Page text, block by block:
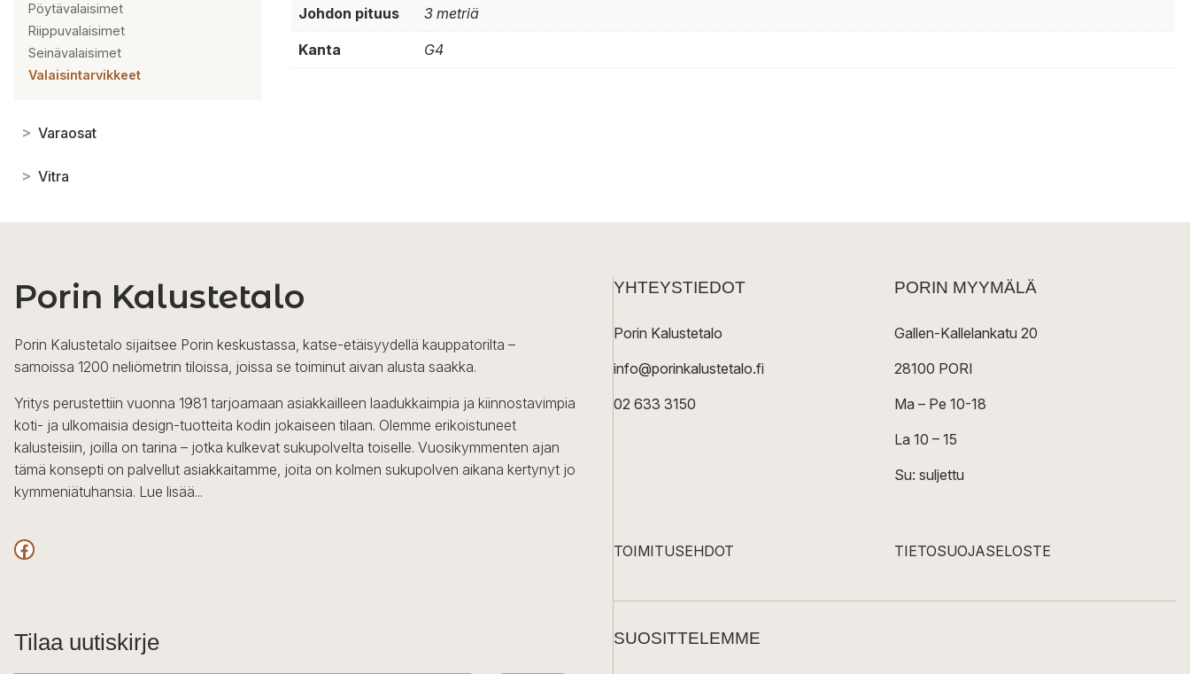
Pöytävalaisimet
Riippuvalaisimet
Seinävalaisimet
Valaisintarvikkeet
> Varaosat
> Vitra
Johdon pituus 3 metriä
Kanta G4
Porin Kalustetalo
Porin Kalustetalo sijaitsee Porin keskustassa, katse-etäisyydellä kauppatorilta –
samoissa 1200 neliömetrin tiloissa, joissa se toiminut aivan alusta saakka.
Yritys perustettiin vuonna 1981 tarjoamaan asiakkailleen laadukkaimpia ja kiinnostavimpia
koti- ja ulkomaisia design-tuotteita kodin jokaiseen tilaan. Olemme erikoistuneet
kalusteisiin, joilla on tarina – jotka kulkevat sukupolvelta toiselle. Vuosikymmenten ajan
tämä konsepti on palvellut asiakkaitamme, joita on kolmen sukupolven aikana kertynyt jo
kymmeniätuhansia. Lue lisää...
Facebook
Tilaa uutiskirje
YHTEYSTIEDOT
Porin Kalustetalo
info@porinkalustetalo.fi
02 633 3150
PORIN MYYMÄLÄ
Gallen-Kallelankatu 20
28100 PORI
Ma – Pe 10-18
La 10 – 15
Su: suljettu
TOIMITUSEHDOT TIETOSUOJASELOSTE
SUOSITTELEMME